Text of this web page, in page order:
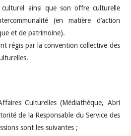
ainsi que son offre culturelle
(en matière d’action
et de patrimoine).
régis par la convention collective des
Culturelles (Médiathèque, Abri
de la Responsable du Service des
sont les suivantes ;